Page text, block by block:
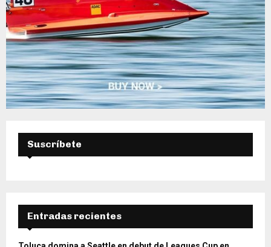
Suscríbete
Entradas recientes